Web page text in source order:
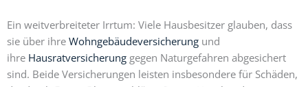
Ein weitverbreiteter Irrtum: Viele Hausbesitzer glauben, dass
sie über ihre Wohngebäudeversicherung und
ihre Hausratversicherung gegen Naturgefahren abgesichert
sind. Beide Versicherungen leisten insbesondere für Schäden,